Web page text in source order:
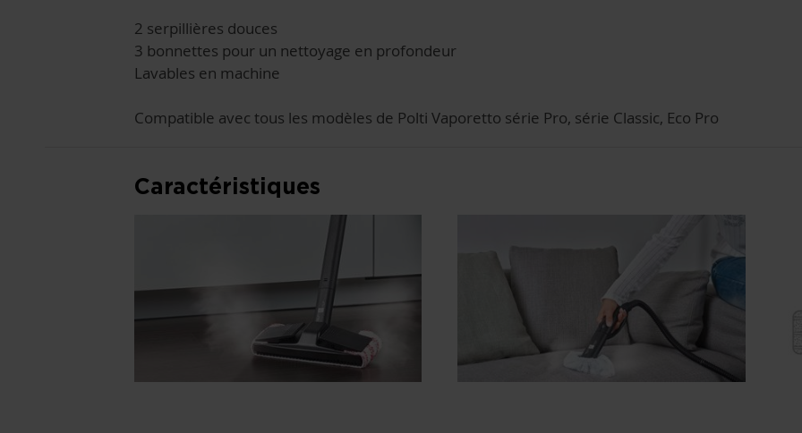
2 serpillières douces
3 bonnettes pour un nettoyage en profondeur
Lavables en machine
Compatible avec tous les modèles de Polti Vaporetto série Pro, série Classic, Eco Pro
Caractéristiques